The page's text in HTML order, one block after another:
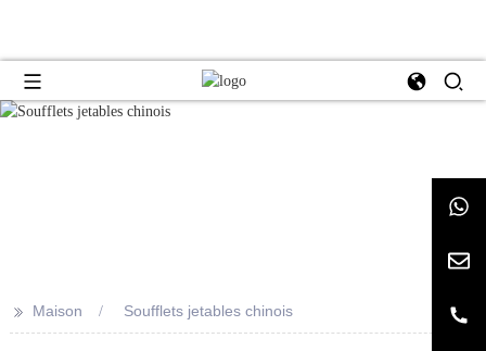
>> Maison Soufflets jetables chinois